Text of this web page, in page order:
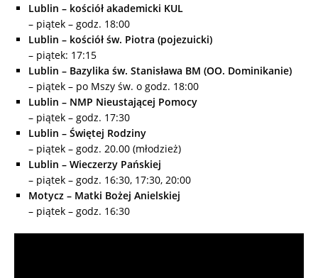
Lublin – kościół akademicki KUL
– piątek – godz. 18:00
Lublin – kościół św. Piotra (pojezuicki)
– piątek: 17:15
Lublin – Bazylika św. Stanisława BM (OO. Dominikanie)
– piątek – po Mszy św. o godz. 18:00
Lublin – NMP Nieustającej Pomocy
– piątek – godz. 17:30
Lublin – Świętej Rodziny
– piątek – godz. 20.00 (młodzież)
Lublin – Wieczerzy Pańskiej
– piątek – godz. 16:30, 17:30, 20:00
Motycz – Matki Bożej Anielskiej
– piątek – godz. 16:30